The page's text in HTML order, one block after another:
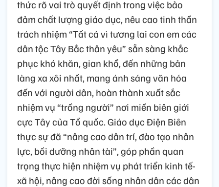
thức rõ vai trò quyết định trong việc bảo
đảm chất lượng giáo dục, nêu cao tinh thần
trách nhiệm “Tất cả vì tương lai con em các
dân tộc Tây Bắc thân yêu” sẵn sàng khắc
phục khó khăn, gian khổ, đến những bản
làng xa xôi nhất, mang ánh sáng văn hóa
đến với người dân, hoàn thành xuất sắc
nhiệm vụ “trồng người” nơi miền biên giới
cực Tây của Tổ quốc. Giáo dục Điện Biên
thực sự đã “nâng cao dân trí, đào tạo nhân
lực, bồi dưỡng nhân tài”, góp phần quan
trọng thực hiện nhiệm vụ phát triển kinh tế-
xã hội, nâng cao đời sống nhân dân các dân